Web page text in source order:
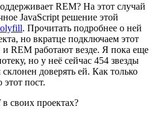
REM? На этот случай
JavaScript решение этой
. Прочитать подробнее о ней
но вкратце подключаем этот
REM работают везде. Я пока еще
но у неё сейчас 454 звезды
доверять ей. Как только
пост.
в своих проектах?